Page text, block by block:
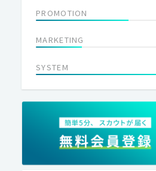
PROMOTION
MARKETING
SYSTEM